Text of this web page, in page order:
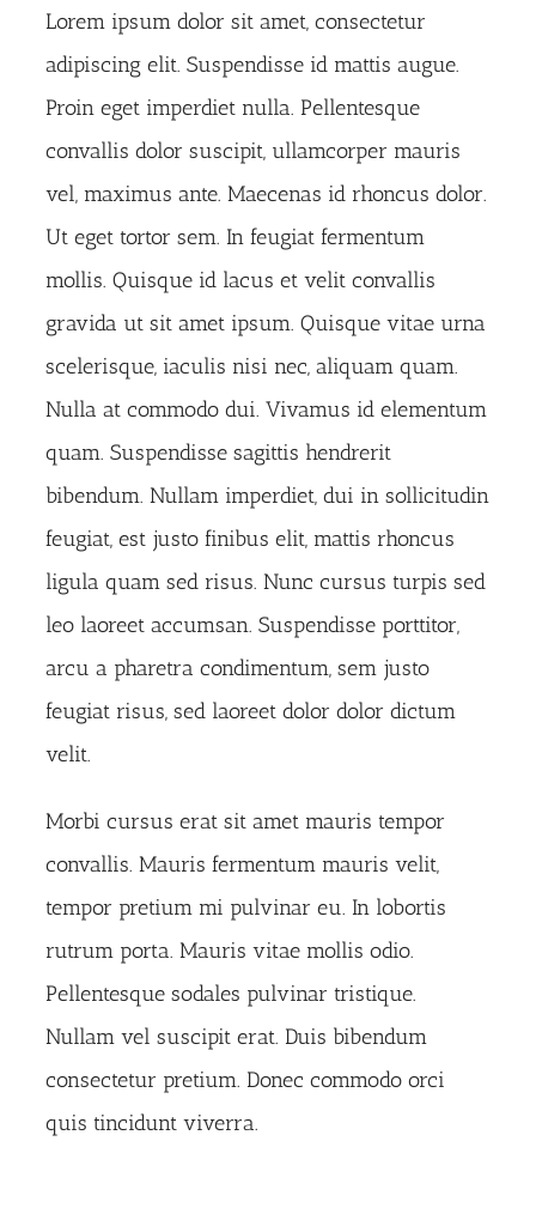
Lorem ipsum dolor sit amet, consectetur
adipiscing elit. Suspendisse id mattis augue.
Proin eget imperdiet nulla. Pellentesque
convallis dolor suscipit, ullamcorper mauris
vel, maximus ante. Maecenas id rhoncus dolor.
Ut eget tortor sem. In feugiat fermentum
mollis. Quisque id lacus et velit convallis
gravida ut sit amet ipsum. Quisque vitae urna
scelerisque, iaculis nisi nec, aliquam quam.
Nulla at commodo dui. Vivamus id elementum
quam. Suspendisse sagittis hendrerit
bibendum. Nullam imperdiet, dui in sollicitudin
feugiat, est justo finibus elit, mattis rhoncus
ligula quam sed risus. Nunc cursus turpis sed
leo laoreet accumsan. Suspendisse porttitor,
arcu a pharetra condimentum, sem justo
feugiat risus, sed laoreet dolor dolor dictum
velit.
Morbi cursus erat sit amet mauris tempor
convallis. Mauris fermentum mauris velit,
tempor pretium mi pulvinar eu. In lobortis
rutrum porta. Mauris vitae mollis odio.
Pellentesque sodales pulvinar tristique.
Nullam vel suscipit erat. Duis bibendum
consectetur pretium. Donec commodo orci
quis tincidunt viverra.